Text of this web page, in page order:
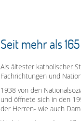
Seit mehr als
Als ältester katholischer
Fachrichtungen und
1938 von den
und öffnete sich in den
der Herren- wie auch